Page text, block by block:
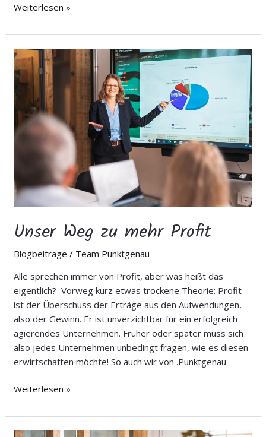
Weiterlesen »
Unser Weg zu mehr Profit
Blogbeiträge / Team Punktgenau
Alle sprechen immer von Profit, aber was heißt das
eigentlich? Vorweg kurz etwas trockene Theorie: Profit
ist der Überschuss der Erträge aus den Aufwendungen,
also der Gewinn. Er ist unverzichtbar für ein erfolgreich
agierendes Unternehmen. Früher oder später muss sich
also jedes Unternehmen unbedingt fragen, wie es diesen
erwirtschaften möchte! So auch wir von .Punktgenau
Unser
Weg
zu
mehr
Profit
Weiterlesen »